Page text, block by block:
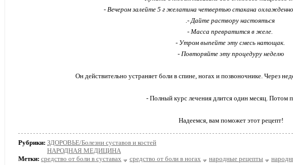
- Вечером залейте 5 г желатина четвертью стакана
.- Дайте раствору настояться
- Масса превратится в желе.
- Утром выпейте эту смесь натощак.
- Повторяйте эту процедуру неделю
Он действительно устраняет боли в спине, ногах и позвоночнике. Через
- Полный курс лечения длится один месяц. Потом
Надеемся, вам поможет этот рецепт!
Рубрики: ЗДОРОВЬЕ/Болезни суставов и костей
НАРОДНАЯ МЕДИЦИНА
Метки: средство от боли в суставах средство от боли в ногах народные рецепты